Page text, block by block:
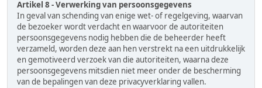
Artikel 8 - Verwerking van persoonsgegevens
In geval van schending van enige wet- of regelgeving, waarvan
de bezoeker wordt verdacht en waarvoor de autoriteiten
persoonsgegevens nodig hebben die de beheerder heeft
verzameld, worden deze aan hen verstrekt na een uitdrukkelijk
en gemotiveerd verzoek van die autoriteiten, waarna deze
persoonsgegevens mitsdien niet meer onder de bescherming
van de bepalingen van deze privacyverklaring vallen.